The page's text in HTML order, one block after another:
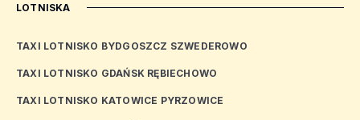
LOTNISKA
TAXI LOTNISKO BYDGOSZCZ SZWEDEROWO
TAXI LOTNISKO GDAŃSK RĘBIECHOWO
TAXI LOTNISKO KATOWICE PYRZOWICE